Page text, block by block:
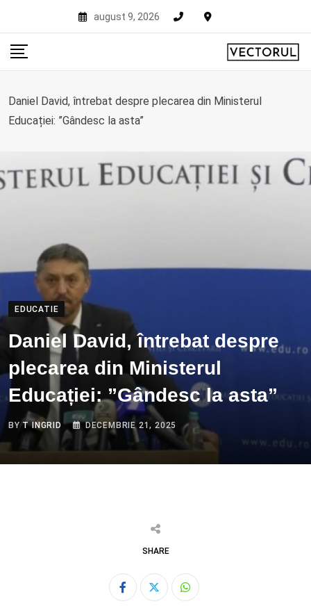
content
august 9, 2026
Daniel David, întrebat despre plecarea din Ministerul
Educației: ”Gândesc la asta”
EDUCATIE
Daniel David, întrebat despre
plecarea din Ministerul
Educației: ”Gândesc la asta”
BYT INGRID DECEMBRIE 21, 2025
SHARE
Whatsapp